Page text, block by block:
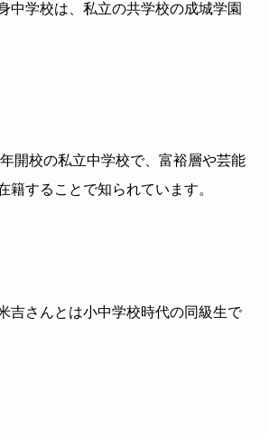
中学校は、私立の共学校の成城学園
開校の私立中学校で、富裕層や芸能
籍することで知られています。
吉さんとは小中学校時代の同級生で